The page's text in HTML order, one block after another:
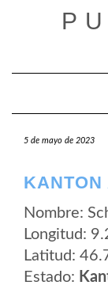
5 de mayo de 2023
Nombre:
Longitud:
Latitud:
Estado: